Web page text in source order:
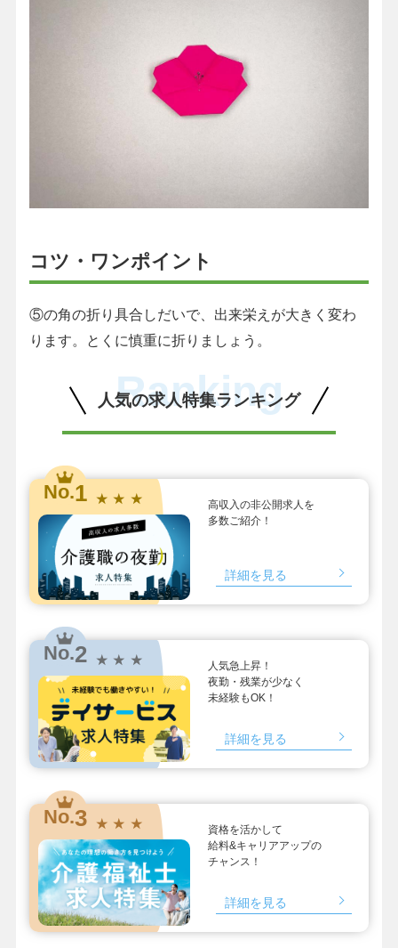
コツ・ワンポイント
⑤の角の折り具合しだいで、出来栄えが大きく変わ
ります。とくに慎重に折りましょう。
人気の求人特集ランキング
Ranking
No.1 ★ ★ ★
高収入の非公開求人を
多数ご紹介！
詳細を見る
No.2 ★ ★ ★
人気急上昇！
夜勤・残業が少なく
未経験もOK！
詳細を見る
No.3 ★ ★ ★
資格を活かして
給料&キャリアアップの
チャンス！
詳細を見る